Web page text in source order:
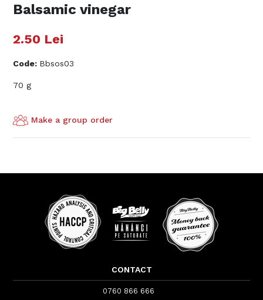
Balsamic vinegar
2.50 Lei
Code: Bbsos03
70 g
Make a group order
CONTACT
0760 866 666